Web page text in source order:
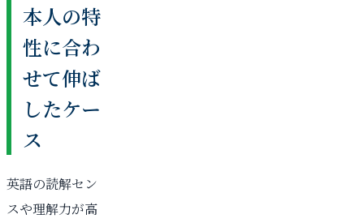
本人の特
性に合わ
せて伸ば
したケー
ス
英語の読解セン
スや理解力が高